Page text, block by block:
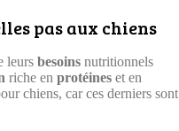
pas aux chiens
leurs besoins nutritionnels
riche en protéines et en
chiens, car ces derniers sont